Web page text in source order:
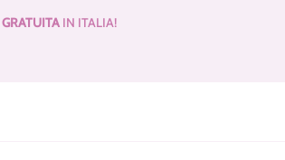
GRATUITAIN ITALIA!